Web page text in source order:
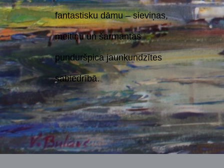
fantastisku dāmu – sieviņas,
meitiņu un šarmantas
punduršpica jaunkundzītes
sabiedrībā.